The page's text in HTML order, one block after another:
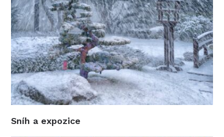
Sníh a expozice